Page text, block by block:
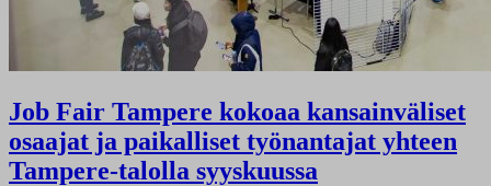
Job Fair Tampere kokoaa kansainväliset
osaajat ja paikalliset työnantajat yhteen
Tampere-talolla syyskuussa